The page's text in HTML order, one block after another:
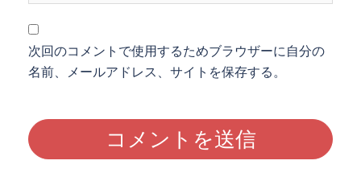
次回のコメントで使用するためブラウザーに自分の
名前、メールアドレス、サイトを保存する。